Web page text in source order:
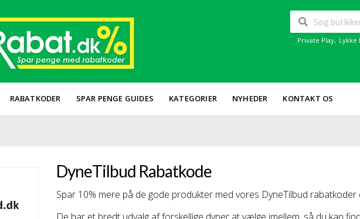
Private Play, Lykke
RABATKODER SPAR PENGE GUIDES KATEGORIER NYHEDER KONTAKT OS
DyneTilbud Rabatkode
Spar 10% mere på de gode produkter med vores DyneTilbud rabatkoder